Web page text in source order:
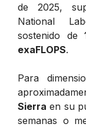
de 2025,
National
sostenido de
exaFLOPS.
Para
Sierra en su
semanas o